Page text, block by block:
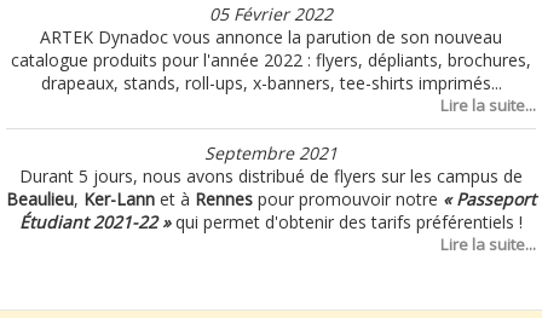
05 Février 2022
ARTEK Dynadoc vous annonce la parution de son nouveau
catalogue produits pour l'année 2022 : flyers, dépliants, brochures,
drapeaux, stands, roll-ups, x-banners, tee-shirts imprimés...
Lire la suite...
Septembre 2021
Durant 5 jours, nous avons distribué de flyers sur les campus de
Beaulieu, Ker-Lann et à Rennes pour promouvoir notre « Passeport
Étudiant 2021-22 »qui permet d'obtenir des tarifs préférentiels !
Lire la suite...